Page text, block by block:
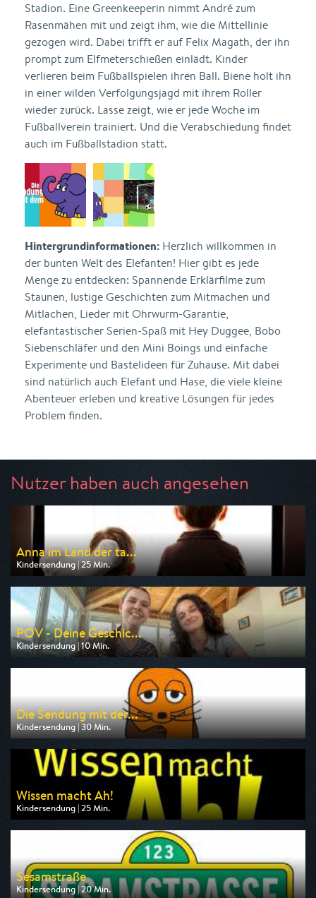
Stadion. Eine Greenkeeperin nimmt André zum
Rasenmähen mit und zeigt ihm, wie die Mittellinie
gezogen wird. Dabei trifft er auf Felix Magath, der ihn
prompt zum Elfmeterschießen einlädt. Kinder
verlieren beim Fußballspielen ihren Ball. Biene holt ihn
in einer wilden Verfolgungsjagd mit ihrem Roller
wieder zurück. Lasse zeigt, wie er jede Woche im
Fußballverein trainiert. Und die Verabschiedung findet
auch im Fußballstadion statt.
Hintergrundinformationen: Herzlich willkommen in
der bunten Welt des Elefanten! Hier gibt es jede
Menge zu entdecken: Spannende Erklärfilme zum
Staunen, lustige Geschichten zum Mitmachen und
Mitlachen, Lieder mit Ohrwurm-Garantie,
elefantastischer Serien-Spaß mit Hey Duggee, Bobo
Siebenschläfer und den Mini Boings und einfache
Experimente und Bastelideen für Zuhause. Mit dabei
sind natürlich auch Elefant und Hase, die viele kleine
Abenteuer erleben und kreative Lösungen für jedes
Problem finden.
Nutzer haben auch angesehen
Anna im Land der ta...
Kindersendung | 25 Min.
Ausgestrahlt von ARD
am 08.08.2026, 07:15
POV - Deine Geschic...
Kindersendung | 10 Min.
Ausgestrahlt von ARD
am 08.08.2026, 08:45
Die Sendung mit der...
Kindersendung | 30 Min.
Ausgestrahlt von NDR
am 08.08.2026, 07:00
Wissen macht Ah!
Kindersendung | 25 Min.
Ausgestrahlt von ARD alpha
am 09.08.2026, 07:30
Sesamstraße
Kindersendung | 20 Min.